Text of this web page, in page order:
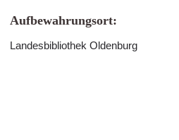
Aufbewahrungsort:
Landesbibliothek Oldenburg